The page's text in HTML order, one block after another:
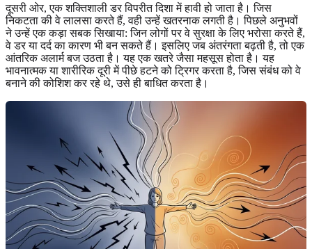
दूसरी ओर, एक शक्तिशाली डर विपरीत दिशा में हावी हो जाता है। जिस
निकटता की वे लालसा करते हैं, वही उन्हें खतरनाक लगती है। पिछले अनुभवों
ने उन्हें एक कड़ा सबक सिखाया: जिन लोगों पर वे सुरक्षा के लिए भरोसा करते हैं,
वे डर या दर्द का कारण भी बन सकते हैं। इसलिए जब अंतरंगता बढ़ती है, तो एक
आंतरिक अलार्म बज उठता है। यह एक खतरे जैसा महसूस होता है। यह
भावनात्मक या शारीरिक दूरी में पीछे हटने को ट्रिगर करता है, जिस संबंध को वे
बनाने की कोशिश कर रहे थे, उसे ही बाधित करता है।